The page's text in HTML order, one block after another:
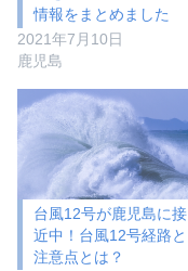
情報をまとめました
2021年7月10日
鹿児島
台風12号が鹿児島に接
近中！台風12号経路と
注意点とは？